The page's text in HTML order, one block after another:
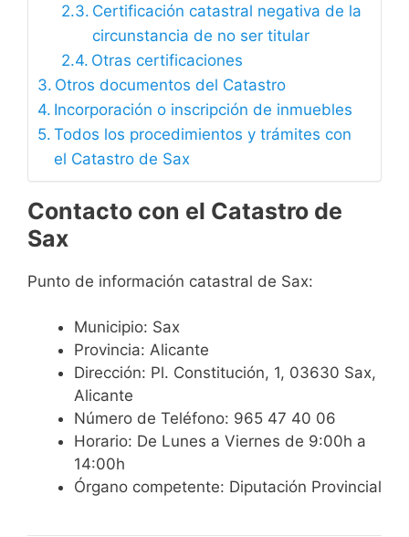
Certificación catastral negativa de la
circunstancia de no ser titular
Otras certificaciones
Otros documentos del Catastro
Incorporación o inscripción de inmuebles
Todos los procedimientos y trámites con
el Catastro de Sax
Contacto con el Catastro de
Sax
Punto de información catastral de Sax:
Municipio: Sax
Provincia: Alicante
Dirección: Pl. Constitución, 1, 03630 Sax,
Alicante
Número de Teléfono: 965 47 40 06
Horario: De Lunes a Viernes de 9:00h a
14:00h
Órgano competente: Diputación Provincial